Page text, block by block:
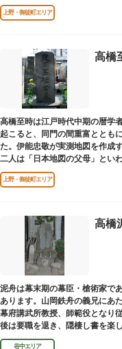
て今日に及んでいます。
上野・御徒町エリア
高橋
高橋至時は江戸時代中期の暦学
起こると、同門の間重富ととも
た。伊能忠敬が実測地図を作成
二人は「日本地図の父母」とい
没しました。お墓は源空寺（げ
上野・御徒町エリア
高橋
泥舟は幕末期の幕臣・槍術家で
あります。山岡鉄舟の義兄にあ
幕府講武所教授、師範役となり
後は要職を退き、隠棲し書を楽
に幕末の三舟といわれています。
谷中エリア